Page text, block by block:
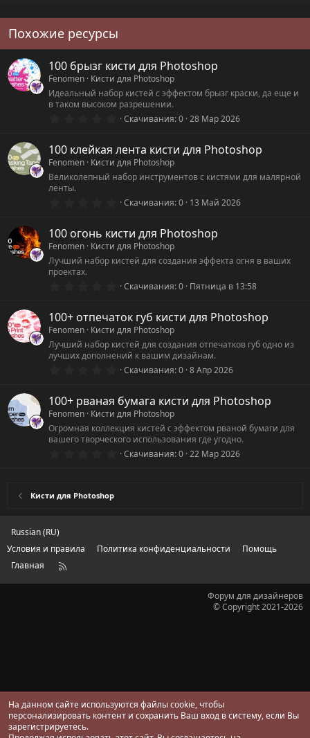
Похожие ресурсы
100 брызг кисти для Photoshop
Fenomen Кисти для Photoshop
Идеальный набор кистей с эффектом брызг краски, да еще и
в таком высоком разрешении.
0
0
з
в
ё
Скачивания 0 28 Мар 2026
100 клейкая лента кисти для Photoshop
Fenomen Кисти для Photoshop
Великолепный набор инструментов с кистями для малярной
ленты.
0
0
з
в
ё
Скачивания 0 13 Май 2026
100 огонь кисти для Photoshop
Fenomen Кисти для Photoshop
Лучший набор кистей для создания эффекта огня в ваших
проектах.
0
0
з
в
ё
з
Скачивания 0 Пятница в 13:58
100+ отпечаток губ кисти для Photoshop
Fenomen Кисти для Photoshop
Лучший набор кистей для создания отпечатков губ одно из
лучших дополнений к вашим дизайнам.
0
0
з
в
ё
з
Скачивания 0 8 Апр 2026
100+ рваная бумага кисти для Photoshop
Fenomen Кисти для Photoshop
Огромная коллекция кистей с эффектом рваной бумаги для
вашего творческого использования где угодно.
0Скачивания 0 22 Мар 2026
Кисти для Photoshop
Russian (RU)
Условия и правила
Политика конфиденциальности
Помощь
Главная
R
Форум для дизайнеров
© Copyright 2021-2026
На данном сайте используются файлы cookie, чтобы
персонализировать контент и сохранить Ваш вход в систему, если Вы
зарегистрируетесь.